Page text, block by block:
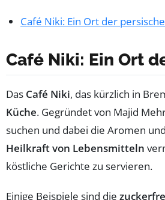
Café Niki: Ein Ort der
Café Niki: Ein Ort
Das Café Niki, das kürzlich in
Küche. Gegründet von Majid
suchen und dabei die Aromen
Heilkraft von Lebensmitteln
köstliche Gerichte zu servieren.
Einige Beispiele sind die